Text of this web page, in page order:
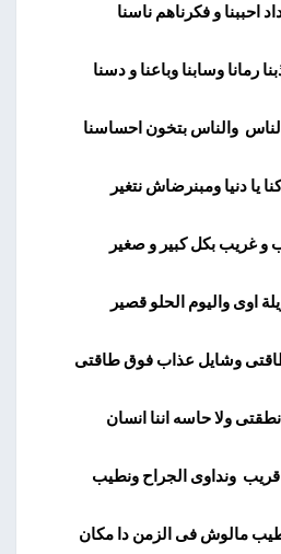
احببنا و فكرناهم ناسنا
رمانا وسابنا وباعنا و دسنا
والناس بتخون احساسنا
يا دنيا ومبنرضاش نتغير
غريب بكل كبير و صغير
اوى واليوم الحلو قصير
وشايل عذاب فوق طاقتى
نطقتى ولا حاسه اننا انسان
قريب ونداوى الجراح ونطيب
مالوش فى الزمن دا مكان